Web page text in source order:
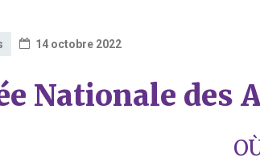
14 octobre 2022
Nationale des